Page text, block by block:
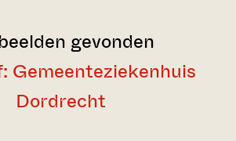
gevonden
Gemeenteziekenhuis
Dordrecht